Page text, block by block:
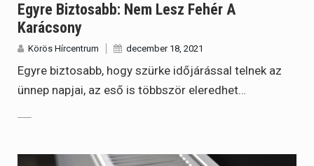
Egyre Biztosabb: Nem Lesz Fehér A
Karácsony
Körös Hírcentrum december 18, 2021
Egyre biztosabb, hogy szürke időjárással telnek az
ünnep napjai, az eső is többször eleredhet…